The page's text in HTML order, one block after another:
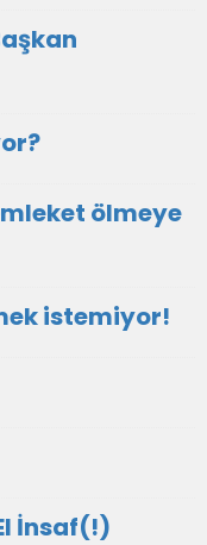
ölmeye
istemiyor!
İnsaf(!)